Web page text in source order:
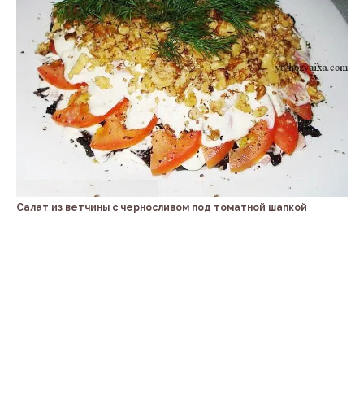
Салат из ветчины с черносливом под томатной шапкой